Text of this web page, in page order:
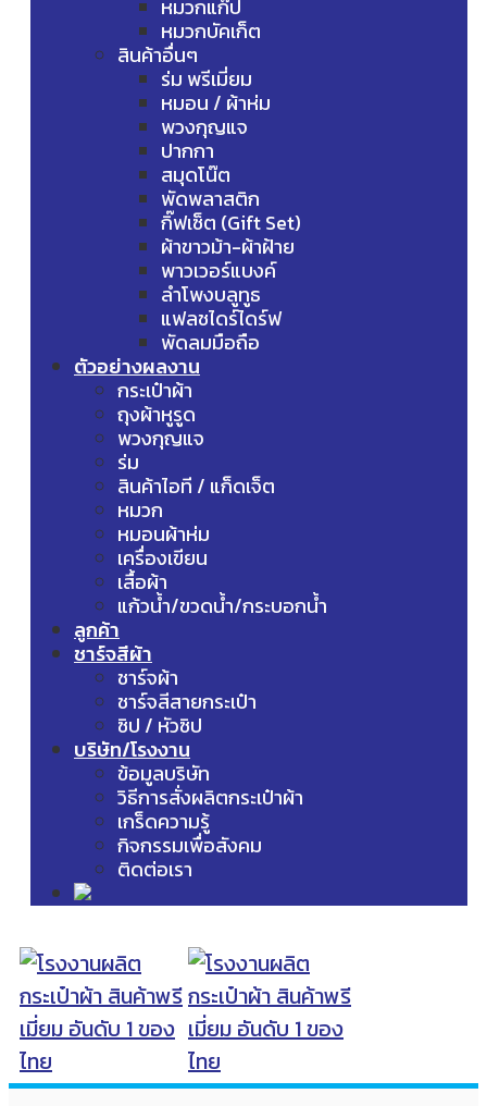
หมวกแก๊ป
หมวกบัคเก็ต
สินค้าอื่นๆ
ร่ม พรีเมี่ยม
หมอน / ผ้าห่ม
พวงกุญแจ
ปากกา
สมุดโน๊ต
พัดพลาสติก
กิ๊ฟเซ็ต (Gift Set)
ผ้าขาวม้า-ผ้าฝ้าย
พาวเวอร์แบงค์
ลำโพงบลูทูธ
แฟลชไดร์ไดร์ฟ
พัดลมมือถือ
ตัวอย่างผลงาน
กระเป๋าผ้า
ถุงผ้าหูรูด
พวงกุญแจ
ร่ม
สินค้าไอที / แก็ดเจ็ต
หมวก
หมอนผ้าห่ม
เครื่องเขียน
เสื้อผ้า
แก้วน้ำ/ขวดน้ำ/กระบอกน้ำ
ลูกค้า
ชาร์จสีผ้า
ชาร์จผ้า
ชาร์จสีสายกระเป๋า
ซิป / หัวซิป
บริษัท/โรงงาน
ข้อมูลบริษัท
วิธีการสั่งผลิตกระเป๋าผ้า
เกร็ดความรู้
กิจกรรมเพื่อสังคม
ติดต่อเรา